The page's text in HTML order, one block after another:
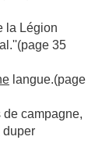
la Légion
35
langue.(page
campagne,
duper